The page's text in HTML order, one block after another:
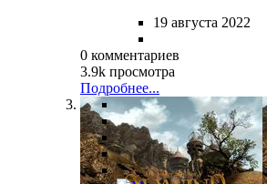
19 августа 2022
0 комментариев
3.9k просмотра
Подробнее...